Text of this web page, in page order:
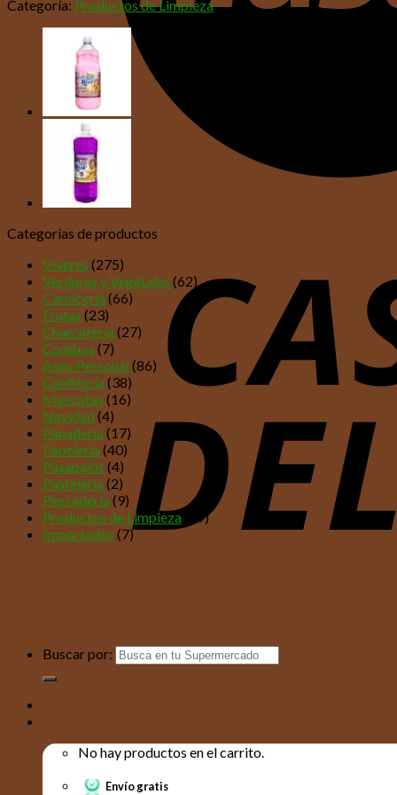
Buscar por:
No hay productos en el carrito.
Envío gratis
Categoría: Productos de Limpieza
Categorías de productos
Víveres (275)
Verduras y Vegetales (62)
Carnicería (66)
Frutas (23)
Charcutería (27)
Combos (7)
Aseo Personal (86)
Confitería (38)
Mascotas (16)
Navidad (4)
Panadería (17)
Papelería (40)
Pasapalos (4)
Pastelería (2)
Pescadería (9)
Productos de Limpieza
(69)
Importados (7)